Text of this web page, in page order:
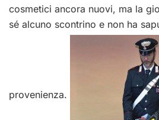
cosmetici ancora nuovi, ma la
sé alcuno scontrino e non ha
provenienza.